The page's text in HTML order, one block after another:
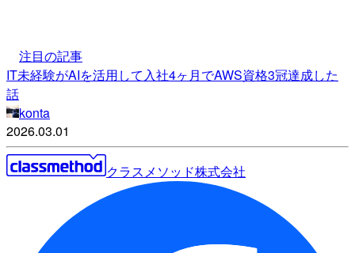
注目の記事
IT未経験がAIを活用して入社4ヶ月でAWS資格3冠達成した
話
konta
2026.03.01
クラスメソッド株式会社